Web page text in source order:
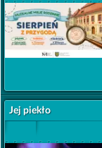
Jej piekło